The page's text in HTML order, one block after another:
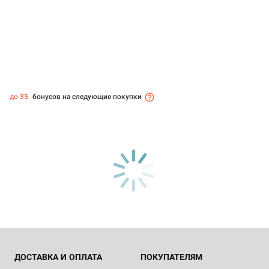
до 35 бонусов на следующие покупки
ДОСТАВКА И ОПЛАТА ПОКУПАТЕЛЯМ